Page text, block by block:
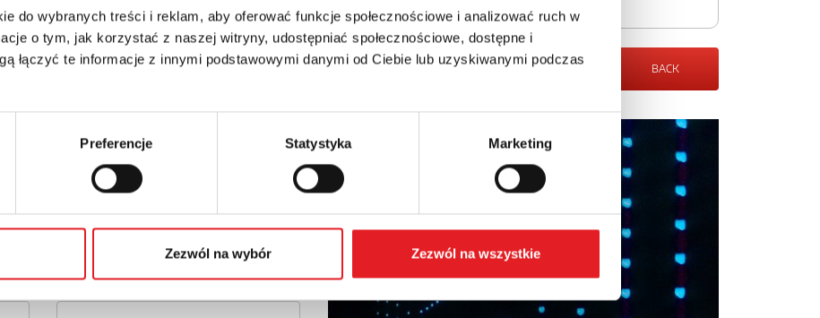
do wybranych treści i reklam, aby oferować funkcje społecznościowe i analizować ruch w
o tym, jak korzystać z naszej witryny, udostępniać społecznościowe, dostępne i
łączyć te informacje z innymi podstawowymi danymi od Ciebie lub uzyskiwanymi podczas
Preferencje Statystyka Marketing
Zezwól na wybór Zezwól na wszystkie
BACK
details of the offer
Email: *
Phone: